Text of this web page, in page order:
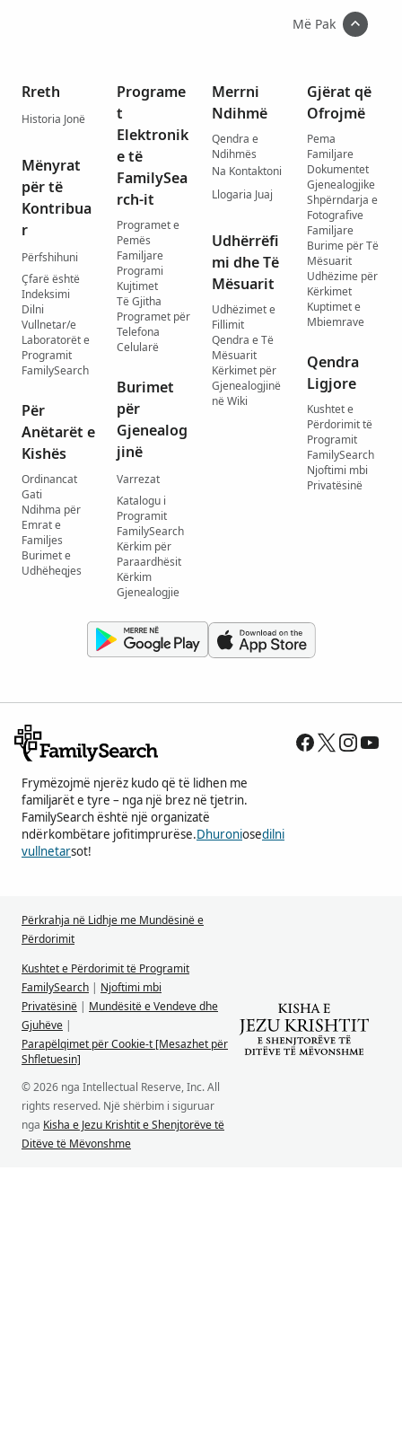
Më Pak
Rreth
Historia Jonë
Mënyrat
për të
Kontribua
r
Përfshihuni
Çfarë është
Indeksimi
Dilni
Vullnetar/e
Laboratorët e
Programit
FamilySearch
Për
Anëtarët e
Kishës
Ordinancat
Gati
Ndihma për
Emrat e
Familjes
Burimet e
Udhëheqjes
Programe
t
Elektronik
e të
FamilySea
rch-it
Programet e
Pemës
Familjare
Programi
Kujtimet
Të Gjitha
Programet për
Telefona
Celularë
Burimet
për
Gjenealog
jinë
Varrezat
Katalogu i
Programit
FamilySearch
Kërkim për
Paraardhësit
Kërkim
Gjenealogjie
Merrni
Ndihmë
Qendra e
Ndihmës
Na Kontaktoni
Llogaria Juaj
Udhërrëfi
mi dhe Të
Mësuarit
Udhëzimet e
Fillimit
Qendra e Të
Mësuarit
Kërkimet për
Gjenealogjinë
në Wiki
Gjërat që
Ofrojmë
Pema
Familjare
Dokumentet
Gjenealogjike
Shpërndarja e
Fotografive
Familjare
Burime për Të
Mësuarit
Udhëzime për
Kërkimet
Kuptimet e
Mbiemrave
Qendra
Ligjore
Kushtet e
Përdorimit të
Programit
FamilySearch
Njoftimi mbi
Privatësinë
Frymëzojmë njerëz kudo që të lidhen me
familjarët e tyre – nga një brez në tjetrin.
FamilySearch është një organizatë
ndërkombëtare jofitimprurëse.Dhuroniosedilni
vullnetarsot!
Përkrahja në Lidhje me Mundësinë e
Përdorimit
Kushtet e Përdorimit të Programit
FamilySearch | Njoftimi mbi
Privatësinë | Mundësitë e Vendeve dhe
Gjuhëve |
Parapëlqimet për Cookie-t [Mesazhet për
Shfletuesin]
© 2026 nga Intellectual Reserve, Inc. All
rights reserved. Një shërbim i siguruar
nga Kisha e Jezu Krishtit e Shenjtorëve të
Ditëve të Mëvonshme